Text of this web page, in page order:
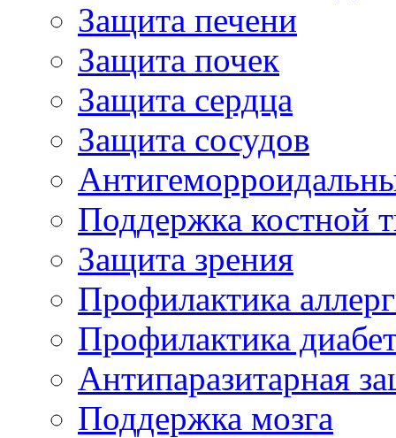
Защита печени
Защита почек
Защита сердца
Защита сосудов
Поддержка костной
Защита зрения
Профилактика
Профилактика
Антипаразитарная
Поддержка мозга